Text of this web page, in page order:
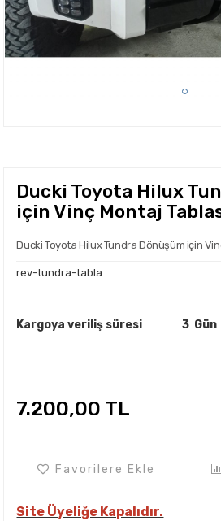
Ducki Toyota Hilux
için Vinç Montaj
Ducki Toyota Hilux Tundra Dönüşüm için
rev-tundra-tabla
Kargoya veriliş süresi 3 Gün
7.200,00 TL
Favorilere Ekle
Site Üyeliğe Kapalıdır.